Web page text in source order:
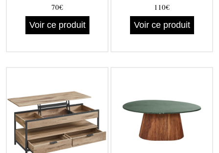
70€
Voir ce produit
110€
Voir ce produit